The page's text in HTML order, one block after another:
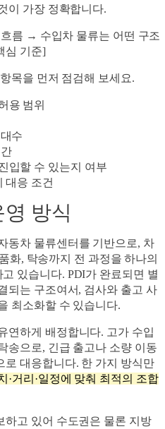
이 가장 정확합니다.
름 → 수입차 물류는 어떤 구조
심 기준]
목을 먼저 점검해 보세요.
용 범위
수
입할 수 있는지 여부
대응 조건
방식
동차 물류센터를 기반으로, 차
화, 탁송까지 전 과정을 하나의
고 있습니다. PDI가 완료되면 별
되는 구조여서, 검사와 출고 사
최소화할 수 있습니다.
연하게 배정합니다. 고가 수입
송으로, 긴급 출고나 소량 이동
로 대응합니다. 한 가지 방식만
·거리·일정에 맞춰 최적의 조합
하고 있어 수도권은 물론 지방